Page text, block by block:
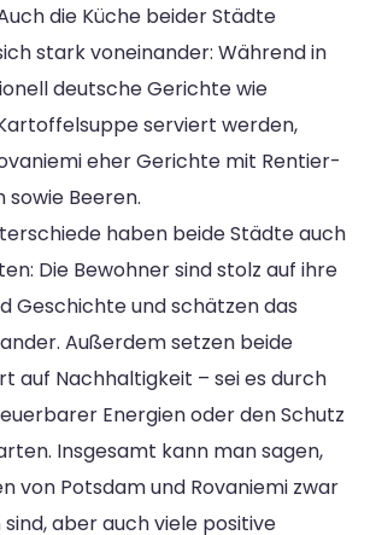
die Küche beider Städte
stark voneinander: Während in
deutsche Gerichte wie
serviert werden,
eher Gerichte mit Rentier-
sowie Beeren.
haben beide Städte auch
Die Bewohner sind stolz auf ihre
Geschichte und schätzen das
Außerdem setzen beide
auf Nachhaltigkeit – sei es durch
Energien oder den Schutz
Insgesamt kann man sagen,
von Potsdam und Rovaniemi zwar
aber auch viele positive